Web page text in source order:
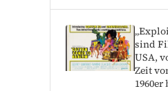
sind
USA,
Zeit